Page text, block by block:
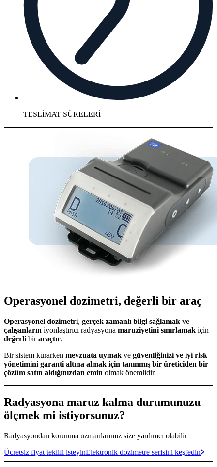
TESLİMAT SÜRELERİ
Operasyonel dozimetri, değerli bir araç
Operasyonel dozimetri, gerçek zamanlı bilgi sağlamak ve
çalışanların iyonlaştırıcı radyasyona maruziyetini sınırlamak için
değerli biraraçtır.
Bir sistem kurarken mevzuata uymak ve güvenliğinizi ve iyi risk
yönetimini garanti altına almak için tanınmış bir üreticiden bir
çözüm satın aldığınızdan emin olmak önemlidir.
Radyasyona maruz kalma durumunuzu
ölçmek mi istiyorsunuz?
Radyasyondan korunma uzmanlarımız size yardımcı olabilir
Ücretsiz fiyat teklifi isteyinElektronik dozimetre serisini keşfedin